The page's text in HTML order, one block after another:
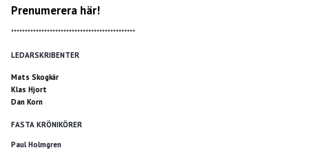
Prenumerera här!
*********************************************
LEDARSKRIBENTER
Mats Skogkär
Klas Hjort
Dan Korn
FASTA KRÖNIKÖRER
Paul Holmgren